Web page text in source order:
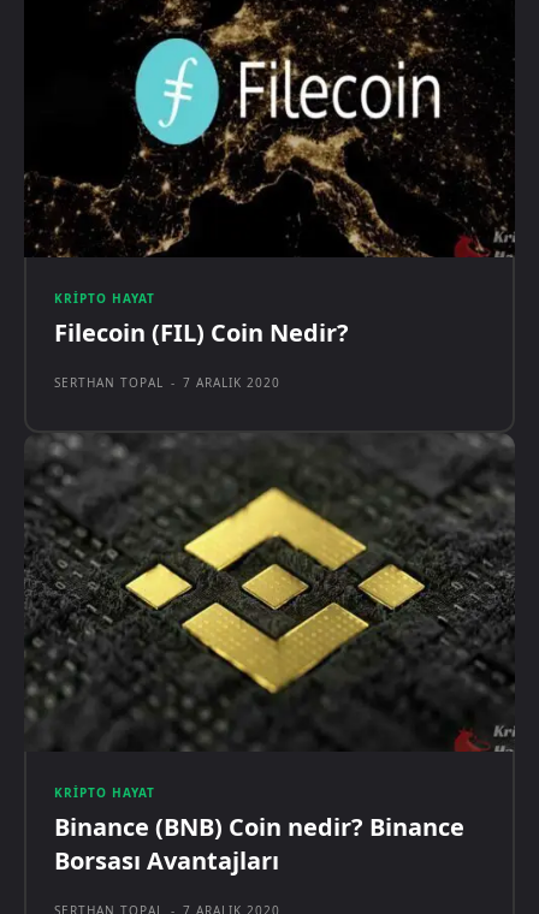
KRIPTO HAYAT
Filecoin (FIL) Coin Nedir?
SERTHAN TOPAL - 7 ARALIK 2020
KRIPTO HAYAT
Binance (BNB) Coin nedir? Binance
Borsası Avantajları